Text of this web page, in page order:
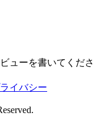
ューを書いてくださ
イバシー